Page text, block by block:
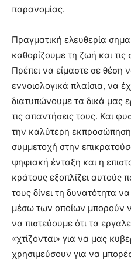
παρανομίας.
Πραγματική ελευθερία
καθορίζουμε τη ζωή και
Πρέπει να είμαστε σε θέση
εννοιολογικά πλαίσια, να
διατυπώνουμε τα δικά μας
τις απαντήσεις τους. Και
την καλύτερη
συμμετοχή στην
ψηφιακή ένταξη και η
κράτους εξοπλίζει αυτούς
τους δίνει τη δυνατότητα
μέσω των οποίων μπορούν
να πιστεύουμε ότι τα
«χτίζονται» για να μας
χρησιμεύσουν για να